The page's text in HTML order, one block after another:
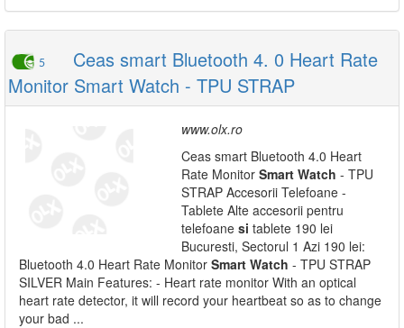
5
Ceas smart Bluetooth 4. 0 Heart Rate
Monitor Smart Watch - TPU STRAP
www.olx.ro
Ceas smart Bluetooth 4.0 Heart
Rate Monitor Smart Watch - TPU
STRAP Accesorii Telefoane -
Tablete Alte accesorii pentru
telefoane si tablete 190 lei
Bucuresti, Sectorul 1 Azi 190 lei:
Bluetooth 4.0 Heart Rate Monitor Smart Watch - TPU STRAP
SILVER Main Features: - Heart rate monitor With an optical
heart rate detector, it will record your heartbeat so as to change
your bad ...